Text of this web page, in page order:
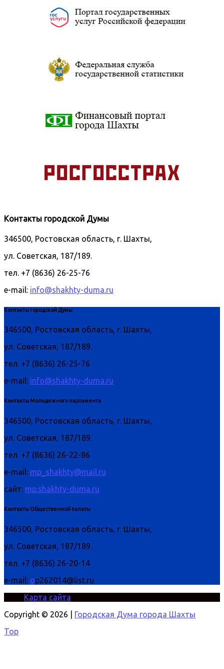
Контакты городской Думы
346500, Ростовская область, г. Шахты,
ул. Советская, 187/189.
тел. +7 (8636) 26-25-76
e-mail: info@shakhty-duma.ru
Контакты городской Думы
346500, Ростовская область, г. Шахты,
ул. Советская, 187/189.
тел. +7 (8636) 26-25-76
e-mail: info@shakhty-duma.ru
Контакты Молодежного парламента
346500, Ростовская область, г. Шахты,
ул. Советская, 187/189.
тел. +7 (8636) 26-22-86
e-mail: mp_shakhty@mail.ru
сайт: mp.shakhty-duma.ru
Контакты Общественной палаты
346500, Ростовская область, г. Шахты,
ул. Советская, 187/189.
тел. +7 (8636) 26-20-14
e-mail: op262014@list.ru
Карта сайта
Copyright © 2026 |
Городская Дума города Шахты
Top